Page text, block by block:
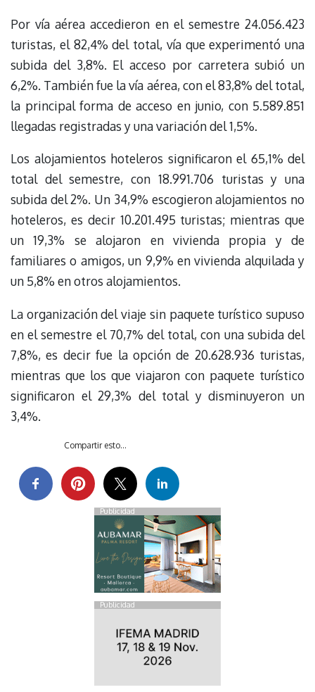
Por vía aérea accedieron en el semestre 24.056.423
turistas, el 82,4% del total, vía que experimentó una
subida del 3,8%. El acceso por carretera subió un
6,2%. También fue la vía aérea, con el 83,8% del total,
la principal forma de acceso en junio, con 5.589.851
llegadas registradas y una variación del 1,5%.
Los alojamientos hoteleros significaron el 65,1% del
total del semestre, con 18.991.706 turistas y una
subida del 2%. Un 34,9% escogieron alojamientos no
hoteleros, es decir 10.201.495 turistas; mientras que
un 19,3% se alojaron en vivienda propia y de
familiares o amigos, un 9,9% en vivienda alquilada y
un 5,8% en otros alojamientos.
La organización del viaje sin paquete turístico supuso
en el semestre el 70,7% del total, con una subida del
7,8%, es decir fue la opción de 20.628.936 turistas,
mientras que los que viajaron con paquete turístico
significaron el 29,3% del total y disminuyeron un
3,4%.
Compartir esto...
Publicidad
Publicidad